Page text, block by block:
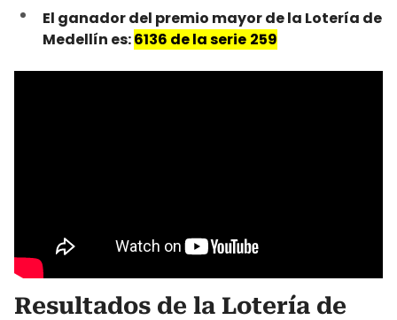
El ganador del premio mayor de la Lotería de
Medellín es:6136 de la serie 259
Resultados de la Lotería de